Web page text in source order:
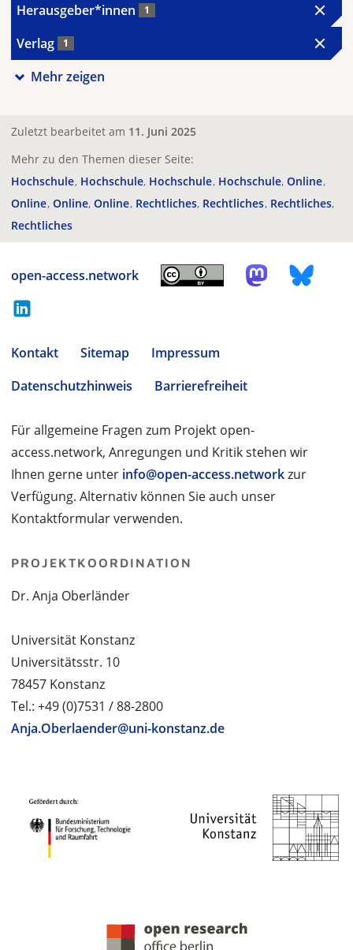
Herausgeber*innen 1
Verlag 1
Mehr zeigen
Zuletzt bearbeitet am 11. Juni 2025
Mehr zu den Themen dieser Seite:
Hochschule Hochschule Hochschule Hochschule Online
Online Online Online Rechtliches Rechtliches Rechtliches
Rechtliches
open-access.network
Kontakt Sitemap
Impressum
Datenschutzhinweis
Barrierefreiheit
Für allgemeine Fragen zum Projekt open-
access.network, Anregungen und Kritik stehen wir
Ihnen gerne unter info@open-access.networkzur
Verfügung. Alternativ können Sie auch unser
Kontaktformular verwenden.
PROJEKTKOORDINATION
Dr. Anja Oberländer
Universität Konstanz
Universitätsstr. 10
78457 Konstanz
Tel.: +49 (0)7531 / 88-2800
Anja.Oberlaender@uni-konstanz.de